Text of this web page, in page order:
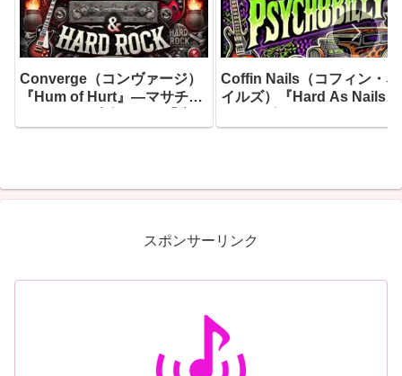
Converge（コンヴァージ）
『Hum of Hurt』―マサチュ
の唸り」を音に変えた、キャ
Coffin Nails（コフィン・ネ
イルズ）『Hard As Nails』
産声を上げたサイコビリー
ァスト、そして最もユーモ
スな一枚
スポンサーリンク